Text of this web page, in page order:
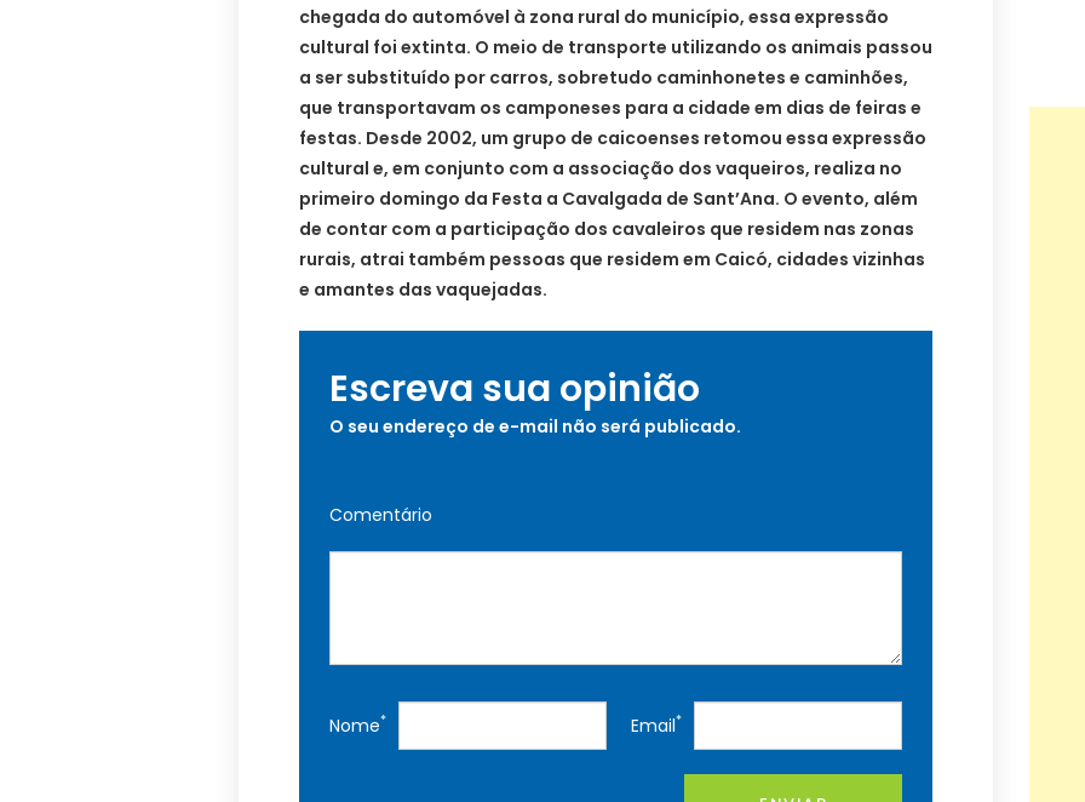
chegada do automóvel à zona rural do município, essa expressão
cultural foi extinta. O meio de transporte utilizando os animais passou
a ser substituído por carros, sobretudo caminhonetes e caminhões,
que transportavam os camponeses para a cidade em dias de feiras e
festas. Desde 2002, um grupo de caicoenses retomou essa expressão
cultural e, em conjunto com a associação dos vaqueiros, realiza no
primeiro domingo da Festa a Cavalgada de Sant’Ana. O evento, além
de contar com a participação dos cavaleiros que residem nas zonas
rurais, atrai também pessoas que residem em Caicó, cidades vizinhas
e amantes das vaquejadas.
Escreva sua opinião
O seu endereço de e-mail não será publicado.
Comentário
Nome* Email*